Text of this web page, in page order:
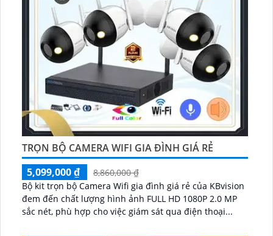
TRỌN BỘ CAMERA WIFI GIA ĐÌNH GIÁ RẺ
5,099,000 ₫
8,860,000 ₫
Bộ kit trọn bộ Camera Wifi gia đình giá rẻ của KBvision
đem đến chất lượng hình ảnh FULL HD 1080P 2.0 MP
sắc nét, phù hợp cho việc giám sát qua điện thoại...